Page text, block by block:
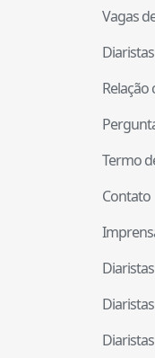
Vagas
Termo
Contato